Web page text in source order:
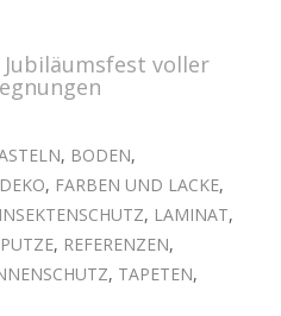
Jubiläumsfest voller
, BODEN,
DEKO, FARBEN UND LACKE,
INSEKTENSCHUTZ, LAMINAT,
PUTZE, REFERENZEN,
, TAPETEN,